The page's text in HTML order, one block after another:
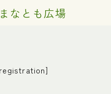
なとも広場